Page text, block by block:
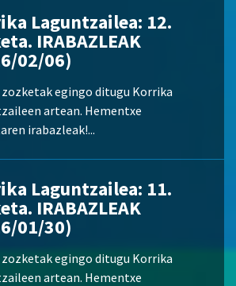
Laguntzailea: 12.
IRABAZLEAK
02/06)
egingo ditugu Korrika
artean. Hementxe
irabazleak!...
Laguntzailea: 11.
IRABAZLEAK
01/30)
egingo ditugu Korrika
artean. Hementxe